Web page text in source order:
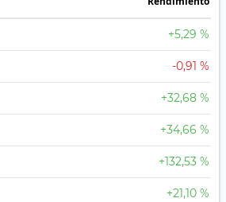
+5,29 %
-0,91 %
+32,68 %
+34,66 %
+132,53 %
+21,10 %